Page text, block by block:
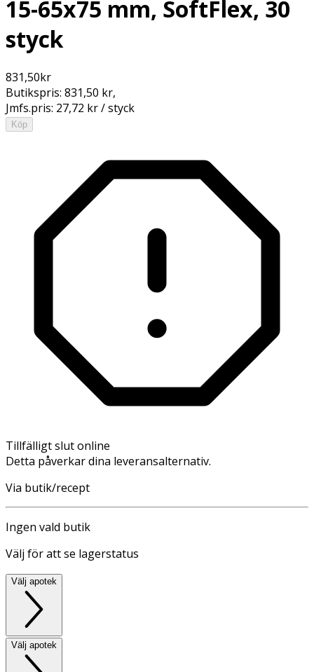
15-65x75 mm, SoftFlex, 30
styck
831,50kr
Butikspris: 831,50 kr,
Jmfs.pris: 27,72 kr / styck
Köp
Tillfälligt slut online
Detta påverkar dina leveransalternativ.
Via butik/recept
Ingen vald butik
Välj för att se lagerstatus
Välj apotek
Välj apotek